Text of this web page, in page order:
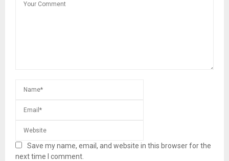
Save my name, email, and website in this browser for the
next time I comment.